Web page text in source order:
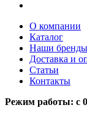
О компании
Каталог
Наши бренды
Доставка и
Статьи
Контакты
Режим работы: c